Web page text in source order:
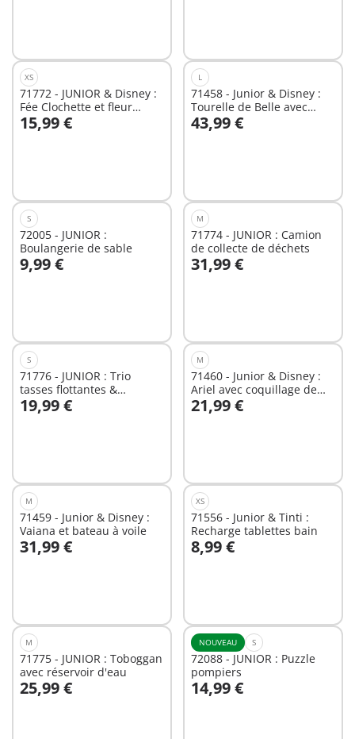
XS
71772 - JUNIOR & Disney :
Fée Clochette et fleur
flottante
15,99 €
Au panier
L
71458 - Junior & Disney :
Tourelle de Belle avec
musique
43,99 €
Au panier
S
72005 - JUNIOR :
Boulangerie de sable
9,99 €
Au panier
M
71774 - JUNIOR : Camion
de collecte de déchets
31,99 €
Au panier
S
71776 - JUNIOR : Trio
tasses flottantes &
animaux
19,99 €
Au panier
M
71460 - Junior & Disney :
Ariel avec coquillage de
bain
21,99 €
Au panier
M
71459 - Junior & Disney :
Vaiana et bateau à voile
31,99 €
Au panier
XS
71556 - Junior & Tinti :
Recharge tablettes bain
8,99 €
Au panier
M
71775 - JUNIOR : Toboggan
avec réservoir d'eau
25,99 €
Au panier
NOUVEAU S
72088 - JUNIOR : Puzzle
pompiers
14,99 €
Au panier